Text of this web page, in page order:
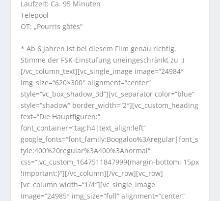
Laufzeit: Ca. 95 Minuten
Telepool
OT: „Pourris gâtés“
* Ab 6 Jahren ist bei diesem Film genau richtig.
Stimme der FSK-Einstufung uneingeschränkt zu :)
[/vc_column_text][vc_single_image image=“24984″
img_size=“620×300″ alignment=“center“
style=“vc_box_shadow_3d“][vc_separator color=“blue“
style=“shadow“ border_width=“2″][vc_custom_heading
text=“Die Hauptfiguren:“
font_container=“tag:h4|text_align:left“
google_fonts=“font_family:Boogaloo%3Aregular|font_s
tyle:400%20regular%3A400%3Anormal“
css=“.vc_custom_1647511847999{margin-bottom: 15px
!important;}“][/vc_column][/vc_row][vc_row]
[vc_column width=“1/4″][vc_single_image
image=“24985″ img_size=“full“ alignment=“center“